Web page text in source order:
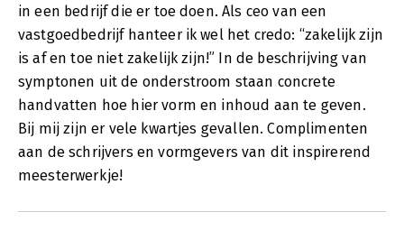
in een bedrijf die er toe doen. Als ceo van een
vastgoedbedrijf hanteer ik wel het credo: “zakelijk zijn
is af en toe niet zakelijk zijn!” In de beschrijving van
symptonen uit de onderstroom staan concrete
handvatten hoe hier vorm en inhoud aan te geven.
Bij mij zijn er vele kwartjes gevallen. Complimenten
aan de schrijvers en vormgevers van dit inspirerend
meesterwerkje!